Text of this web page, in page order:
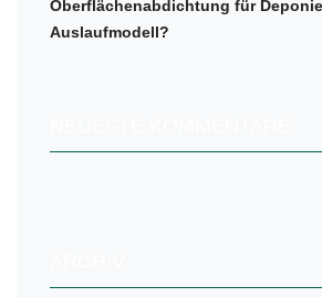
Oberflächenabdichtung für
Auslaufmodell?